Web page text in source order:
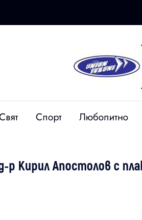
Спорт Любопитно
Кирил Апостолов с